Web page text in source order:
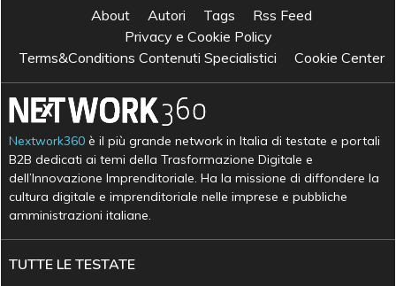
About Autori Tags
Rss Feed
Privacy e Cookie Policy
Terms&Conditions Contenuti Specialistici
Cookie Center
Nextwork360 è il più grande network in Italia di testate e portali
B2B dedicati ai temi della Trasformazione Digitale e
dell’Innovazione Imprenditoriale. Ha la missione di diffondere la
cultura digitale e imprenditoriale nelle imprese e pubbliche
amministrazioni italiane.
TUTTE LE TESTATE